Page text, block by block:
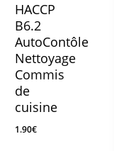
HACCP
B6.2
AutoContôle
Nettoyage
Commis
de
cuisine
1.90€